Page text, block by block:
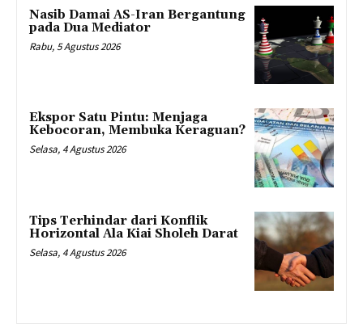
Nasib Damai AS-Iran Bergantung
pada Dua Mediator
Rabu, 5 Agustus 2026
Ekspor Satu Pintu: Menjaga
Kebocoran, Membuka Keraguan?
Selasa, 4 Agustus 2026
Tips Terhindar dari Konflik
Horizontal Ala Kiai Sholeh Darat
Selasa, 4 Agustus 2026